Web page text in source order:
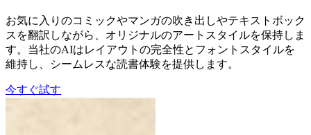
お気に入りのコミックやマンガの吹き出しやテキストボック
スを翻訳しながら、オリジナルのアートスタイルを保持しま
す。当社のAIはレイアウトの完全性とフォントスタイルを
維持し、シームレスな読書体験を提供します。
今すぐ試す